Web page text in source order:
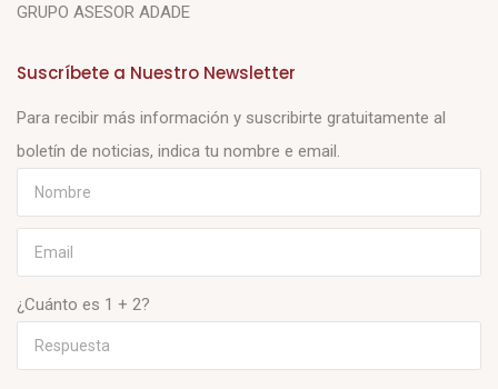
GRUPO ASESOR ADADE
Suscríbete a Nuestro Newsletter
Para recibir más información y suscribirte gratuitamente al
boletín de noticias, indica tu nombre e email.
¿Cuánto es 1 + 2?